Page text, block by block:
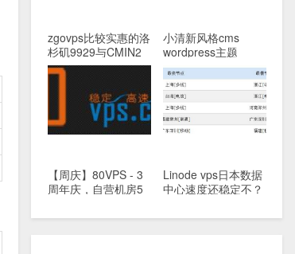
zgovps比较实惠的洛
杉矶9929与CMIN2
线路/AMD平台VPS
主机/年付36美元
小清新风格cms
wordpress主题
【周庆】80VPS - 3
周年庆，自营机房5
Linode vps日本数据
中心速度还稳定不？